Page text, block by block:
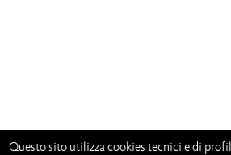
Questo sito utilizza cookies tecnici e di